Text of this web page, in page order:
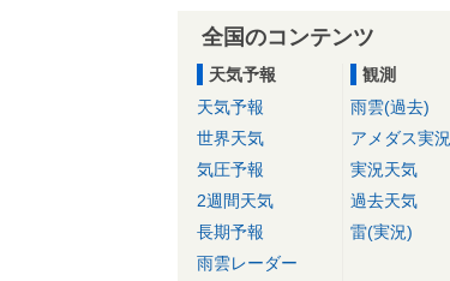
全国のコンテンツ
天気予報
天気予報
世界天気
気圧予報
2週間天気
長期予報
雨雲レーダー
観測
雨雲(過去)
アメダス実況
実況天気
過去天気
雷(実況)